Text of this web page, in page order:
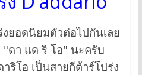
ยอดนิยมตัวต่อไปกันเลย
ดา แด ริ โอ" นะครับ
ริโอ เป็นสายกีต้าร์โปร่ง